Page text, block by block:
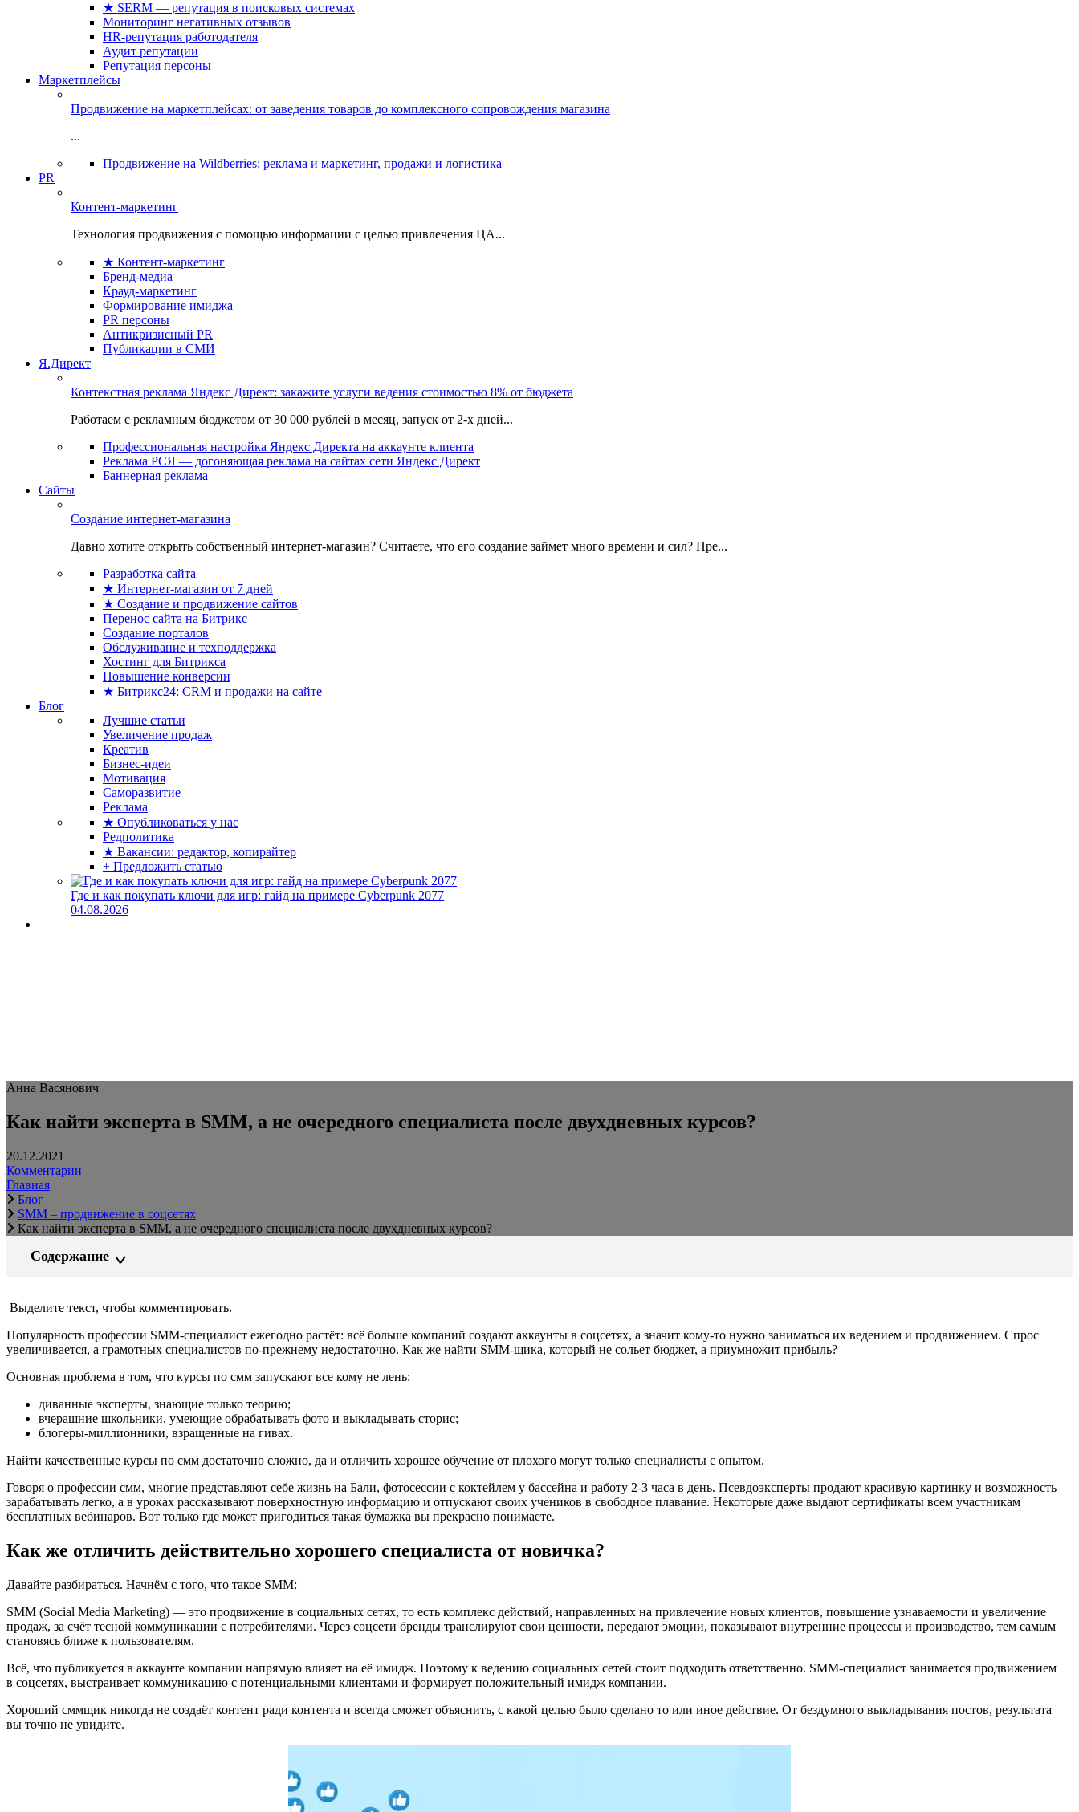
★ SERM — репутация в поисковых системах
Мониторинг негативных отзывов
HR-репутация работодателя
Аудит репутации
Репутация персоны
Маркетплейсы
Продвижение на маркетплейсах: от заведения товаров до комплексного сопровождения магазина
...
Продвижение на Wildberries: реклама и маркетинг, продажи и логистика
PR
Контент-маркетинг
Технология продвижения с помощью информации с целью привлечения ЦА...
★ Контент-маркетинг
Бренд-медиа
Крауд-маркетинг
Формирование имиджа
PR персоны
Антикризисный PR
Публикации в СМИ
Я.Директ
Контекстная реклама Яндекс Директ: закажите услуги ведения стоимостью 8% от бюджета
Работаем с рекламным бюджетом от 30 000 рублей в месяц, запуск от 2-х дней...
Профессиональная настройка Яндекс Директа на аккаунте клиента
Реклама РСЯ — догоняющая реклама на сайтах сети Яндекс Директ
Баннерная реклама
Сайты
Создание интернет-магазина
Давно хотите открыть собственный интернет-магазин? Считаете, что его создание займет много времени и сил? Пре...
Разработка сайта
★ Интернет-магазин от 7 дней
★ Создание и продвижение сайтов
Перенос сайта на Битрикс
Создание порталов
Обслуживание и техподдержка
Хостинг для Битрикса
Повышение конверсии
★ Битрикс24: CRM и продажи на сайте
Блог
Лучшие статьи
Увеличение продаж
Креатив
Бизнес-идеи
Мотивация
Саморазвитие
Реклама
★ Опубликоваться у нас
Редполитика
★ Вакансии: редактор, копирайтер
+ Предложить статью
Где и как покупать ключи для игр: гайд на примере Cyberpunk 2077
04.08.2026
Анна Васянович
Как найти эксперта в SMM, а не очередного специалиста после двухдневных курсов?
20.12.2021
Комментарии
Главная
Блог
SMM – продвижение в соцсетях
Как найти эксперта в SMM, а не очередного специалиста после двухдневных курсов?
Содержание
Выделите текст, чтобы комментировать.
Популярность профессии SMM-специалист ежегодно растёт: всё больше компаний создают аккаунты в соцсетях, а значит кому-то нужно заниматься их ведением и продвижением. Спрос
увеличивается, а грамотных специалистов по-прежнему недостаточно. Как же найти SMM-щика, который не сольет бюджет, а приумножит прибыль?
Основная проблема в том, что курсы по смм запускают все кому не лень:
диванные эксперты, знающие только теорию;
вчерашние школьники, умеющие обрабатывать фото и выкладывать сторис;
блогеры-миллионники, взращенные на гивах.
Найти качественные курсы по смм достаточно сложно, да и отличить хорошее обучение от плохого могут только специалисты с опытом.
Говоря о профессии смм, многие представляют себе жизнь на Бали, фотосессии с коктейлем у бассейна и работу 2-3 часа в день. Псевдоэксперты продают красивую картинку и возможность
зарабатывать легко, а в уроках рассказывают поверхностную информацию и отпускают своих учеников в свободное плавание. Некоторые даже выдают сертификаты всем участникам
бесплатных вебинаров. Вот только где может пригодиться такая бумажка вы прекрасно понимаете.
Как же отличить действительно хорошего специалиста от новичка?
Давайте разбираться. Начнём с того, что такое SMM:
SMM (Social Media Marketing) — это продвижение в социальных сетях, то есть комплекс действий, направленных на привлечение новых клиентов, повышение узнаваемости и увеличение
продаж, за счёт тесной коммуникации с потребителями. Через соцсети бренды транслируют свои ценности, передают эмоции, показывают внутренние процессы и производство, тем самым
становясь ближе к пользователям.
Всё, что публикуется в аккаунте компании напрямую влияет на её имидж. Поэтому к ведению социальных сетей стоит подходить ответственно. SMM-специалист занимается продвижением
в соцсетях, выстраивает коммуникацию с потенциальными клиентами и формирует положительный имидж компании.
Хороший сммщик никогда не создаёт контент ради контента и всегда сможет объяснить, с какой целью было сделано то или иное действие. От бездумного выкладывания постов, результата
вы точно не увидите.